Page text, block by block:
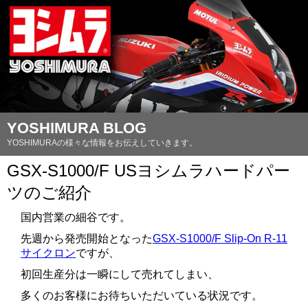
YOSHIMURA BLOG
YOSHIMURAの様々な情報をお伝えしていきます。
GSX-S1000/F USヨシムラハードパー
ツのご紹介
国内営業の細谷です。
先週から発売開始となったGSX-S1000/F Slip-On R-11
サイクロンですが、
初回生産分は一瞬にして売れてしまい、
多くのお客様にお待ちいただいている状況です。